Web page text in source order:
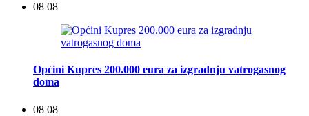
08 08
Općini Kupres 200.000 eura za izgradnju vatrogasnog
doma
08 08